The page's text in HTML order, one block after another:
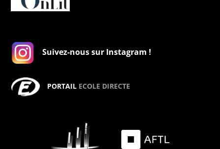
Suivez-nous sur Instagram !
PORTAIL ECOLE DIRECTE